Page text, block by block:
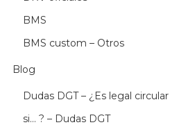
BMS
BMS custom – Otros
Blog
Dudas DGT – ¿Es legal
si… ? – Dudas DGT